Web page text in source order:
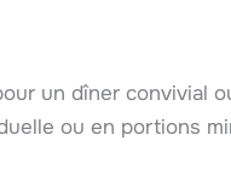
un dîner convivial
ou en portions